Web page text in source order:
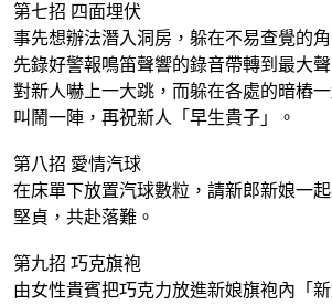
第七招 四面埋伏
事先想辦法潛入洞房，躲在不易查覺的
先錄好警報鳴笛聲響的錄音帶轉到最大
對新人嚇上一大跳，而躲在各處的暗樁
叫鬧一陣，再祝新人「早生貴子」。
第八招 愛情汽球
在床單下放置汽球數粒，請新郎新娘一
堅貞，共赴落難。
第九招 巧克旗袍
由女性貴賓把巧克力放進新娘旗袍內「